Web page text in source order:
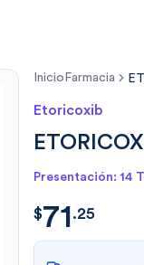
Inicio Farmacia
Etoricoxib
Presentación: 14
$71.25
$71.25